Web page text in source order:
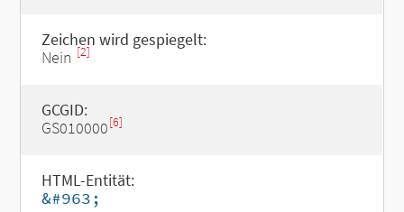
Zeichen wird gespiegelt:
Nein [2]
GCGID:
GS010000[6]
HTML-Entität:
&#963;